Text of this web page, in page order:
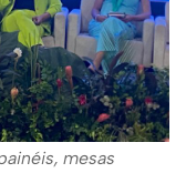
mesas